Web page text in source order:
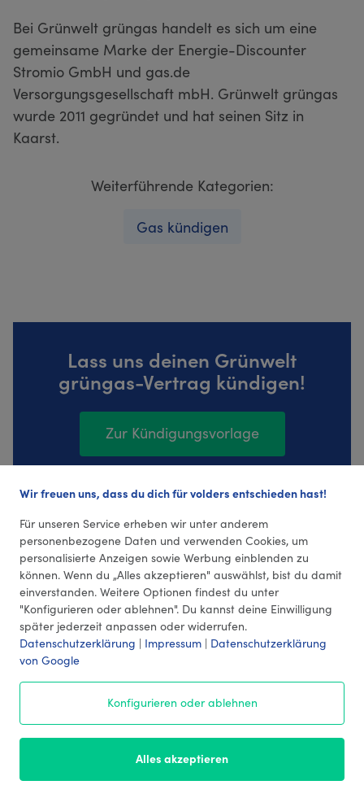
Bei Grünwelt grüngas handelt es sich um eine
gemeinsame Marke der Energie-Discounter
Stromio GmbH und gas.de
Versorgungsgesellschaft mbH. Grünwelt grüngas
wurde 2011 gegründet und hat seinen Sitz in
Kaarst.
Weiterführende Kategorien:
Gas kündigen
Lass uns deinen Grünwelt
grüngas-Vertrag kündigen!
Zur Kündigungsvorlage
374 Bewertungen (4,28 Durchschnitt)
Kontakt
Wir freuen uns, dass du dich für volders entschieden hast!
Für unseren Service erheben wir unter anderem
personenbezogene Daten und verwenden Cookies, um
personalisierte Anzeigen sowie Werbung einblenden zu
können. Wenn du „Alles akzeptieren" auswählst, bist du damit
einverstanden. Weitere Optionen findest du unter
"Konfigurieren oder ablehnen". Du kannst deine Einwilligung
später jederzeit anpassen oder widerrufen.
Datenschutzerklärung | Impressum | Datenschutzerklärung
von Google
Konfigurieren oder ablehnen
Alles akzeptieren